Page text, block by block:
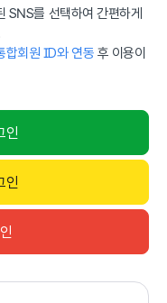
SNS를 선택하여 간편하게
합회원 ID와 연동 후 이용이
인
인